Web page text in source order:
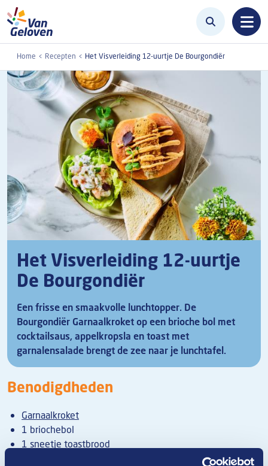
Overslaan en naar de inhoud gaan
Home Recepten Het Visverleiding 12-uurtje De Bourgondiër
Het Visverleiding 12-uurtje
De Bourgondiër
Een frisse en smaakvolle lunchtopper. De
Bourgondiër Garnaalkroket op een brioche bol met
cocktailsaus, appelkropsla en toast met
garnalensalade brengt de zee naar je lunchtafel.
Benodigdheden
Garnaalkroket
1 briochebol
1 sneetje toastbrood